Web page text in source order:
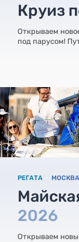
Круиз
Открываем
под парусом!
РЕГАТА МОСКВА
2026
Открываем